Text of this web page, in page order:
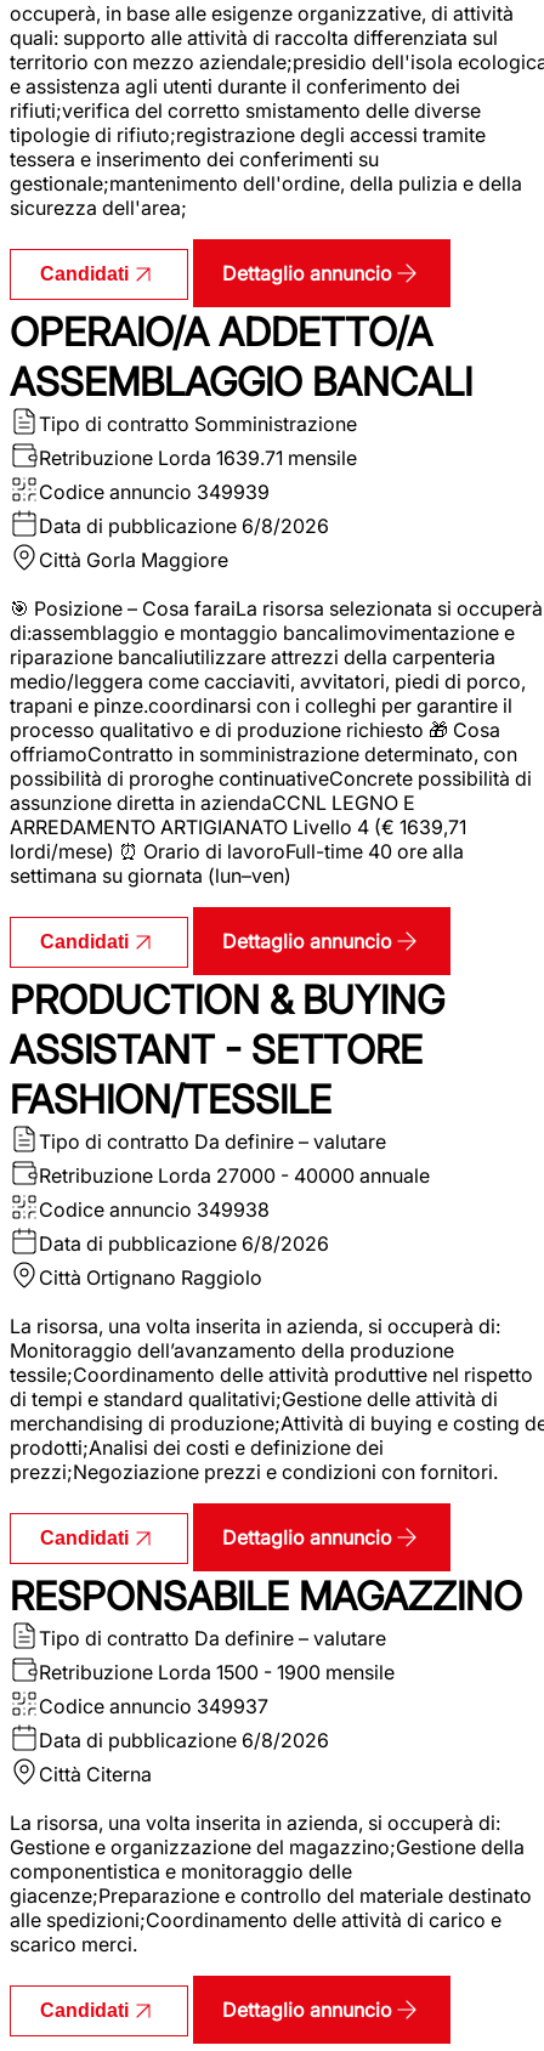
occuperà, in base alle esigenze organizzative, di attività
quali: supporto alle attività di raccolta differenziata sul
territorio con mezzo aziendale;presidio dell'isola
e assistenza agli utenti durante il conferimento dei
rifiuti;verifica del corretto smistamento delle diverse
tipologie di rifiuto;registrazione degli accessi tramite
tessera e inserimento dei conferimenti su
gestionale;mantenimento dell'ordine, della pulizia e della
sicurezza dell'area;
Candidati Dettaglio annuncio
OPERAIO/A ADDETTO/A
ASSEMBLAGGIO BANCALI
Tipo di contratto Somministrazione
Retribuzione Lorda 1639.71 mensile
Codice annuncio 349939
Data di pubblicazione 6/8/2026
Città Gorla Maggiore
🎯 Posizione – Cosa faraiLa risorsa selezionata si occuperà
di:assemblaggio e montaggio bancalimovimentazione e
riparazione bancaliutilizzare attrezzi della carpenteria
medio/leggera come cacciaviti, avvitatori, piedi di porco,
trapani e pinze.coordinarsi con i colleghi per garantire il
processo qualitativo e di produzione richiesto 🎁 Cosa
offriamoContratto in somministrazione determinato, con
possibilità di proroghe continuativeConcrete possibilità di
assunzione diretta in aziendaCCNL LEGNO E
ARREDAMENTO ARTIGIANATO Livello 4 (€ 1639,71
lordi/mese) ⏰ Orario di lavoroFull-time 40 ore alla
settimana su giornata (lun–ven)
Candidati Dettaglio annuncio
PRODUCTION & BUYING
ASSISTANT - SETTORE
FASHION/TESSILE
Tipo di contratto Da definire – valutare
Retribuzione Lorda 27000 - 40000 annuale
Codice annuncio 349938
Data di pubblicazione 6/8/2026
Città Ortignano Raggiolo
La risorsa, una volta inserita in azienda, si occuperà di:
Monitoraggio dell’avanzamento della produzione
tessile;Coordinamento delle attività produttive nel rispetto
di tempi e standard qualitativi;Gestione delle attività di
merchandising di produzione;Attività di buying e costing
prodotti;Analisi dei costi e definizione dei
prezzi;Negoziazione prezzi e condizioni con fornitori.
Candidati Dettaglio annuncio
RESPONSABILE MAGAZZINO
Tipo di contratto Da definire – valutare
Retribuzione Lorda 1500 - 1900 mensile
Codice annuncio 349937
Data di pubblicazione 6/8/2026
Città Citerna
La risorsa, una volta inserita in azienda, si occuperà di:
Gestione e organizzazione del magazzino;Gestione della
componentistica e monitoraggio delle
giacenze;Preparazione e controllo del materiale destinato
alle spedizioni;Coordinamento delle attività di carico e
scarico merci.
Candidati Dettaglio annuncio